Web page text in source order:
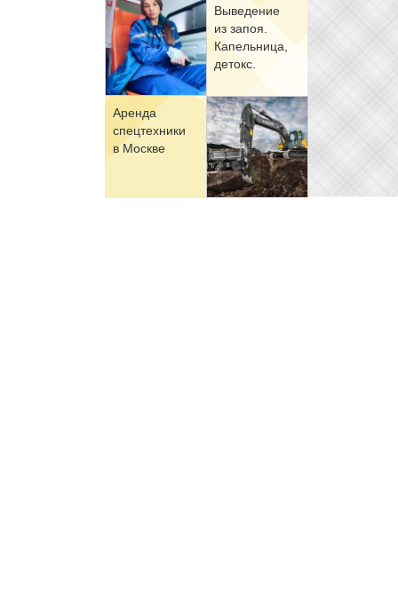
Вы­ве­де­ние
из за­поя.
Ка­пель­ни­ца,
де­токс.
Арен­да
спец­тех­ни­ки
в Москве